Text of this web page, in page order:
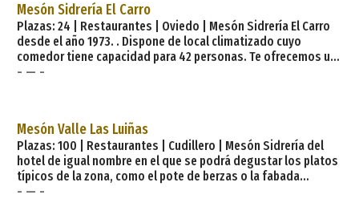
buenas carnes y pescado fresco de la zona. Especialidades:
Paella de Ma
Mesón Sidrería El Carro
Plazas: 24 | Restaurantes | Oviedo | Mesón Sidrería El Carro
desde el año 1973. . Dispone de local climatizado cuyo
comedor tiene capacidad para 42 personas. Te ofrecemos un
menú diario de lunes a viernes y todos los fines de semana
dejar atrás nuestros riquísimos postr
- — -
Mesón Valle Las Luiñas
Plazas: 100 | Restaurantes | Cudillero | Mesón Sidrería del
hotel de igual nombre en el que se podrá degustar los platos
típicos de la zona, como el pote de berzas o la fabada
asturiana. Este restaurante, que trabaja con productos
- — -